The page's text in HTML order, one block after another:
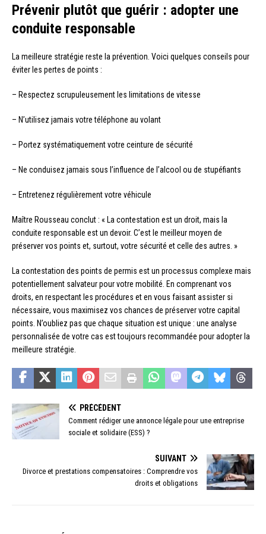
Prévenir plutôt que guérir : adopter une
conduite responsable
La meilleure stratégie reste la prévention. Voici quelques conseils pour
éviter les pertes de points :
– Respectez scrupuleusement les limitations de vitesse
– N’utilisez jamais votre téléphone au volant
– Portez systématiquement votre ceinture de sécurité
– Ne conduisez jamais sous l’influence de l’alcool ou de stupéfiants
– Entretenez régulièrement votre véhicule
Maître Rousseau conclut : « La contestation est un droit, mais la
conduite responsable est un devoir. C’est le meilleur moyen de
préserver vos points et, surtout, votre sécurité et celle des autres. »
La contestation des points de permis est un processus complexe mais
potentiellement salvateur pour votre mobilité. En comprenant vos
droits, en respectant les procédures et en vous faisant assister si
nécessaire, vous maximisez vos chances de préserver votre capital
points. N’oubliez pas que chaque situation est unique : une analyse
personnalisée de votre cas est toujours recommandée pour adopter la
meilleure stratégie.
PRÉCÉDENT
Comment rédiger une annonce légale pour une entreprise
sociale et solidaire (ESS) ?
SUIVANT
Divorce et prestations compensatoires : Comprendre vos
droits et obligations